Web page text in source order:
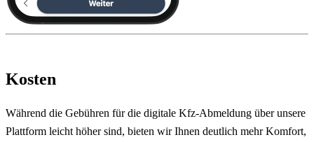
Kosten
Während die Gebühren für die digitale Kfz-Abmeldung über unsere
Plattform leicht höher sind, bieten wir Ihnen deutlich mehr Komfort,